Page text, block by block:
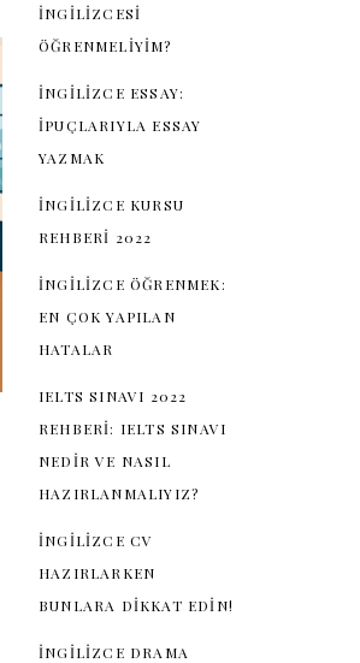
İNGILIZCESI
ÖĞRENMELIYIM?
İNGILIZCE ESSAY:
İPUÇLARIYLA ESSAY
YAZMAK
İNGILIZCE KURSU
REHBERI 2022
İNGILIZCE ÖĞRENMEK:
EN ÇOK YAPILAN
HATALAR
IELTS SINAVI 2022
REHBERI: IELTS SINAVI
NEDIR VE NASIL
HAZIRLANMALIYIZ?
İNGILIZCE CV
HAZIRLARKEN
BUNLARA DIKKAT EDIN!
İNGILIZCE DRAMA